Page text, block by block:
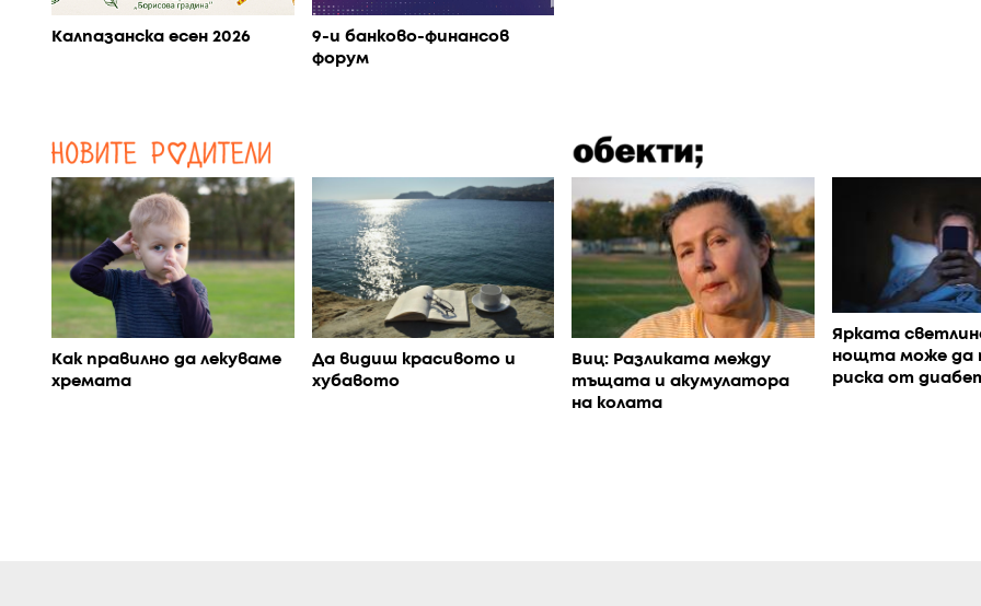
Калпазанска есен 2026
9-и банково-финансов
форум
Как правилно да лекуваме
хремата
Да видиш красивото и
хубавото
Виц: Разликата между
тъщата и акумулатора
на колата
Ярката
нощта може да
риска от